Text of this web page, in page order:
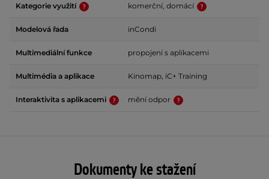
Kategorie využití komerční, domácí
Modelová řada inCondi
Multimediální funkce propojení s aplikacemi
Multimédia a aplikace Kinomap, iC+ Training
Interaktivita s aplikacemi mění odpor
Dokumenty ke stažení